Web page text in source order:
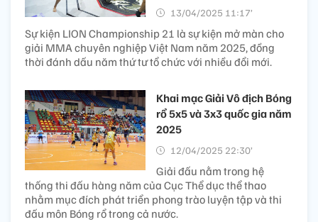
13/04/2025 11:17’
Sự kiện LION Championship 21 là sự kiện mở màn cho
giải MMA chuyên nghiệp Việt Nam năm 2025, đồng
thời đánh dấu năm thứ tư tổ chức với nhiều đổi mới.
Khai mạc Giải Vô địch Bóng
rổ 5x5 và 3x3 quốc gia năm
2025
12/04/2025 22:30’
Giải đấu nằm trong hệ
thống thi đấu hàng năm của Cục Thể dục thể thao
nhằm mục đích phát triển phong trào luyện tập và thi
đấu môn Bóng rổ trong cả nước.